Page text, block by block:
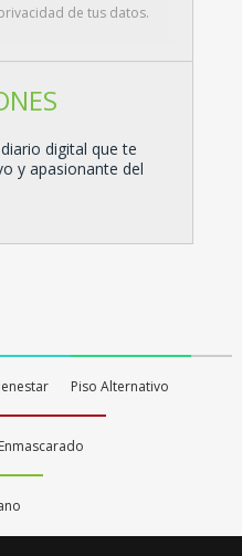
de tus datos.
digital que te
y apasionante del
Piso Alternativo